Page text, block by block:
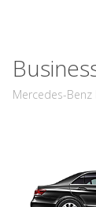
Mercedes-Benz